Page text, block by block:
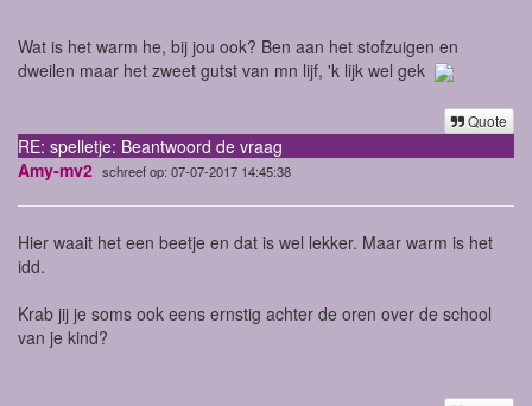
Wat is het warm he, bij jou ook? Ben aan het stofzuigen en
dweilen maar het zweet gutst van mn lijf, 'k lijk wel gek
Quote
RE: spelletje: Beantwoord de vraag
Amy-mv2 schreef op: 07-07-2017 14:45:38
Hier waait het een beetje en dat is wel lekker. Maar warm is het
idd.
Krab jij je soms ook eens ernstig achter de oren over de school
van je kind?